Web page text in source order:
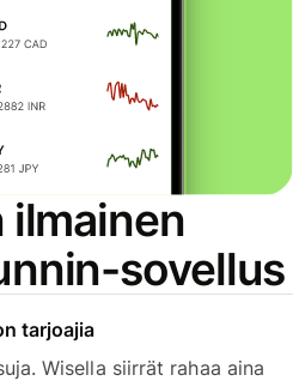
ilmainen
sovellus
tarjoajia
Wisella siirrät rahaa aina